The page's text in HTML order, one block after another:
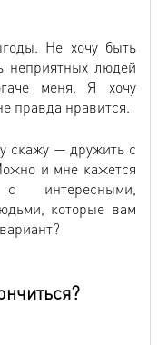
Не хочу быть
неприятных людей
меня. Я хочу
правда нравится.
скажу — дружить с
и мне кажется
интересными,
которые вам